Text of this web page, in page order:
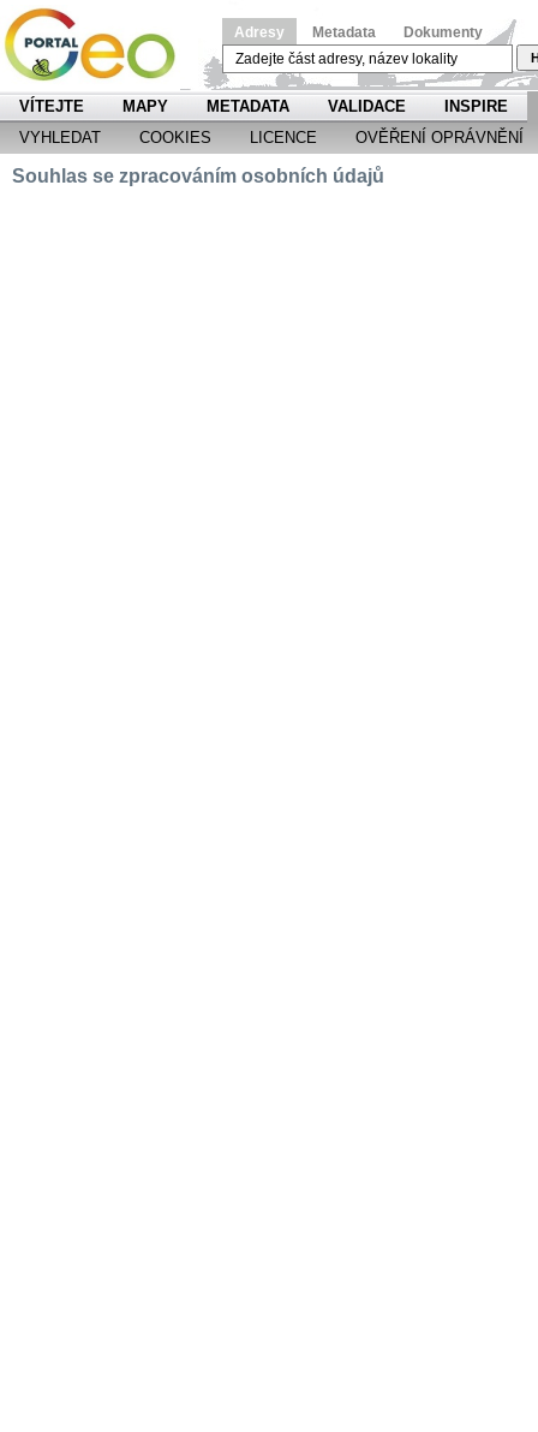
Adresy Metadata Dokumenty
VÍTEJTE MAPY METADATA VALIDACE
INSPIRE
VYHLEDAT
COOKIES LICENCE OVĚŘENÍ OPRÁVNĚNÍ
Souhlas se zpracováním osobních údajů